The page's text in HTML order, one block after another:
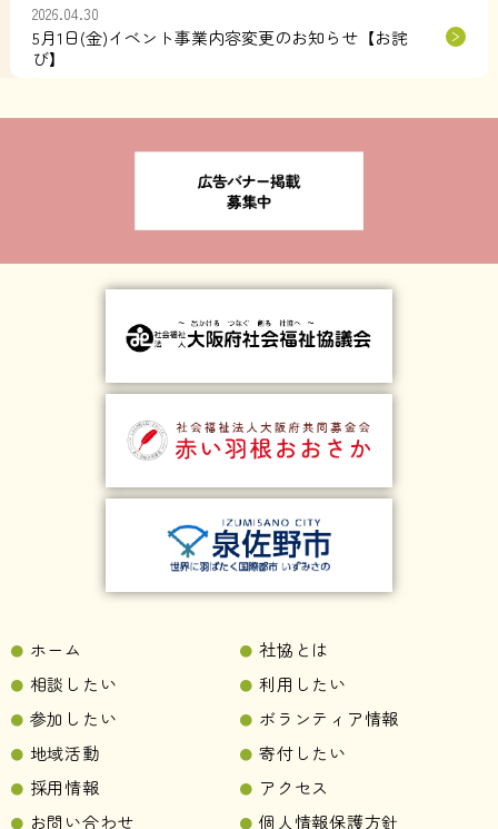
2026.04.30
5月1日(金)イベント事業内容変更のお知らせ【お詫
び】
ホーム
社協とは
相談したい
利用したい
参加したい
ボランティア情報
地域活動
寄付したい
採用情報
アクセス
お問い合わせ
個人情報保護方針